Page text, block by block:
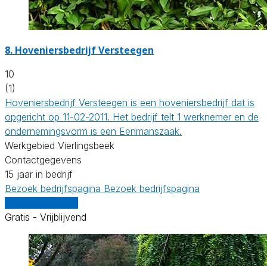
8. Hoveniersbedrijf Versteegen
10
(1)
Hoveniersbedrijf Versteegen is een hoveniersbedrijf dat is
opgericht op 11-02-2011. Het bedrijf telt 1 werknemer en de
ondernemingsvorm is een Eenmanszaak.
Werkgebied Vierlingsbeek
Contactgegevens
15 jaar in bedrijf
Bezoek bedrijfspagina Bezoek bedrijfspagina
Gratis - Vrijblijvend